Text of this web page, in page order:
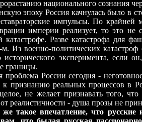
национального сознания
эпоху Россия качнулась было в
импульсы. По
империи реализует, то это
катастрофе. Разве катастрофа для
Из военно-политических
исторического эксперимента, если
границы.
проблема России сегодня -
к признанию реальных процессов в
не желает признавать того,
от реалистичности - душа прозы не
такое впечатление, что русские